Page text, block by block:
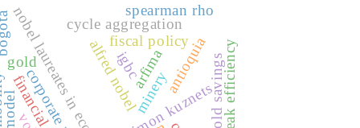
nobel laureates in economics
alfred nobelsimon kuznets
antioquia
gold
minery
cycle aggregation
fiscal policy
spearman rho
igbc weak efficiency
arfima